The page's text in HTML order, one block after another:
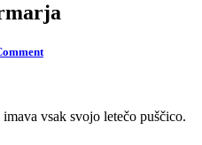
vsak svojo letečo puščico.